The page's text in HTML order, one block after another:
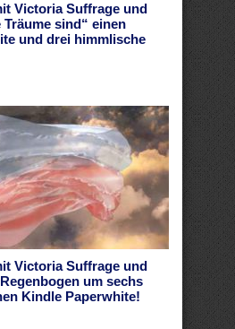
Victoria Suffrage und
sind“ einen
und drei himmlische
Victoria Suffrage und
um sechs
Kindle Paperwhite!